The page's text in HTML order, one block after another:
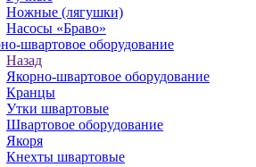
Ножные (лягушки)
Насосы «Браво»
швартовое оборудование
Назад
Якорно-швартовое оборудование
Кранцы
Утки швартовые
Швартовое оборудование
Якоря
Кнехты швартовые